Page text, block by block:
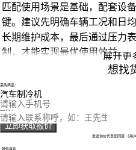
匹配使用场景是基础，配套设
键。建议先明确车辆工况和日
长期维护成本，最后通过压力
制，才能实现最优使用效益。
展开更
想找
采购商品
您的电话
您的称呼
立即获取报价
发送询价代表您同意 《用
猜你喜欢